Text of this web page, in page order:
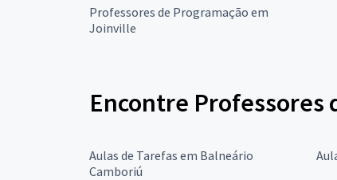
Professores de Programação em
Joinville
Encontre Professores
Aulas de Tarefas em Balneário
Camboriú